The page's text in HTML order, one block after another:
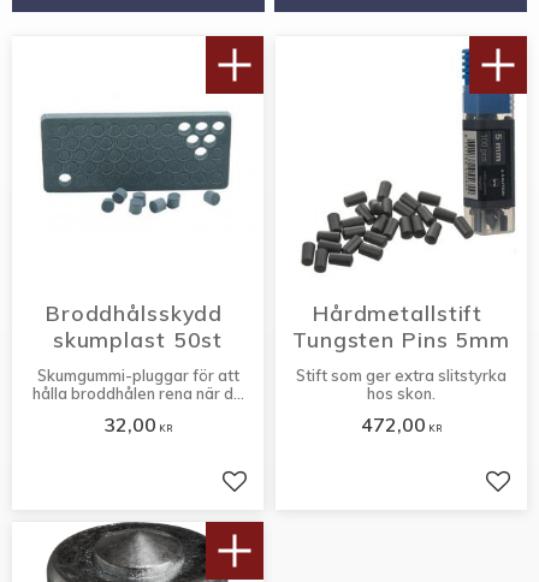
Broddhålsskydd
skumplast 50st
Skumgummi-pluggar för att
hålla broddhålen rena när de
32,00 KR
Lägg till i favoriter
Hårdmetallstift
Tungsten Pins 5mm
Stift som ger extra slitstyrka
hos skon.
472,00 KR